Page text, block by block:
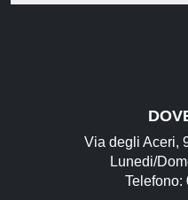
Via degli Aceri,
Lunedi/
Telefono: